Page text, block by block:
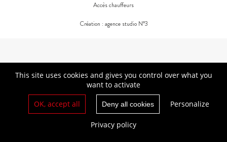
Accès chauffeurs
Création : agence studio N°3
This site uses cookies and gives you control over what you
want to activate
OK, accept all
Deny all cookies Personalize
Privacy policy